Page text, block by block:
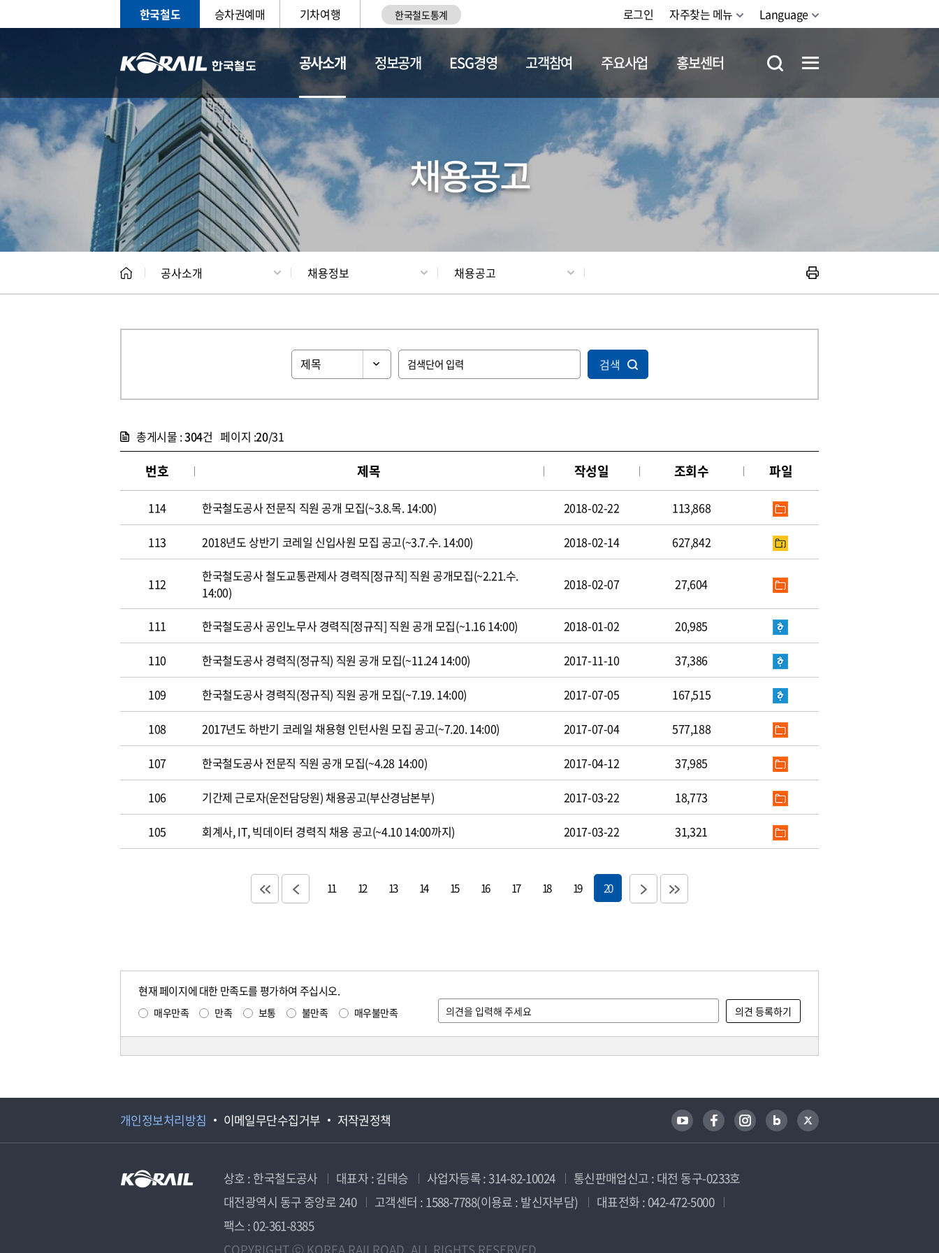
한국철도 승차권예매 기차여행 한국철도통계 로그인 자주찾는 메뉴 Language
공사소개
CEO 일반현황 채용정보
정보공개 ESG경영 고객참여 주요사업 홍보센터
채용공고
공사소개 채용정보 채용공고
검색
총게시물 :304건 페이지 :20/31
번호 제목 작성일 조회수 파일
114 한국철도공사 전문직 직원 공개 모집(~3.8.목. 14:00) 2018-02-22 113,868
113 2018년도 상반기 코레일 신입사원 모집 공고(~3.7.수. 14:00) 2018-02-14 627,842
112
한국철도공사 철도교통관제사 경력직[정규직] 직원 공개모집(~2.21.수.
14:00)
2018-02-07 27,604
111 한국철도공사 공인노무사 경력직[정규직] 직원 공개 모집(~1.16 14:00) 2018-01-02 20,985
110 한국철도공사 경력직(정규직) 직원 공개 모집(~11.24 14:00) 2017-11-10 37,386
109 한국철도공사 경력직(정규직) 직원 공개 모집(~7.19. 14:00) 2017-07-05 167,515
108 2017년도 하반기 코레일 채용형 인턴사원 모집 공고(~7.20. 14:00) 2017-07-04 577,188
107 한국철도공사 전문직 직원 공개 모집(~4.28 14:00) 2017-04-12 37,985
106 기간제 근로자(운전담당원) 채용공고(부산경남본부) 2017-03-22 18,773
105 회계사, IT, 빅데이터 경력직 채용 공고(~4.10 14:00까지) 2017-03-22 31,321
11 12 13 14 15 16 17 18 19 20
현재 페이지에 대한 만족도를 평가하여 주십시오.
매우만족 만족 보통 불만족 매우불만족
개인정보처리방침 이메일무단수집거부 저작권정책
상호 : 한국철도공사 대표자 : 김태승 사업자등록 : 314-82-10024
통신판매업신고 : 대전 동구-0233호
대전광역시 동구 중앙로 240
고객센터 : 1588-7788(이용료 : 발신자부담)
대표전화 : 042-472-5000
팩스 : 02-361-8385
COPYRIGHT ⓒ KOREA RAILROAD. ALL RIGHTS RESERVED.